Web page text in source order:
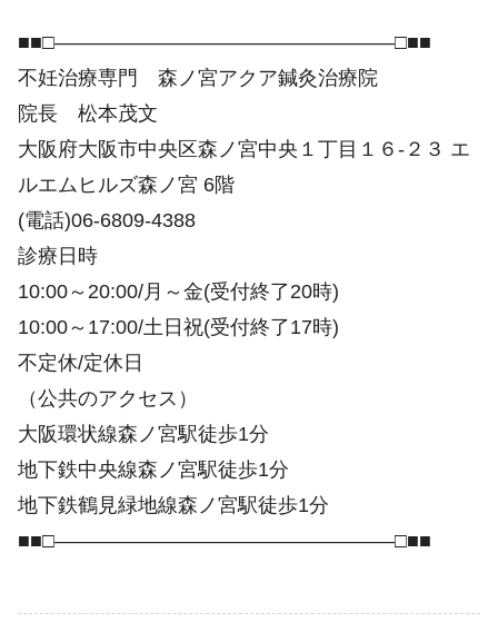
■■□―――――――――――――――――□■■
不妊治療専門 森ノ宮アクア鍼灸治療院
院長 松本茂文
大阪府大阪市中央区森ノ宮中央１丁目１６-２３ エ
ルエムヒルズ森ノ宮 6階
(電話)06-6809-4388
診療日時
10:00～20:00/月～金(受付終了20時)
10:00～17:00/土日祝(受付終了17時)
不定休/定休日
（公共のアクセス）
大阪環状線森ノ宮駅徒歩1分
地下鉄中央線森ノ宮駅徒歩1分
地下鉄鶴見緑地線森ノ宮駅徒歩1分
■■□―――――――――――――――――□■■